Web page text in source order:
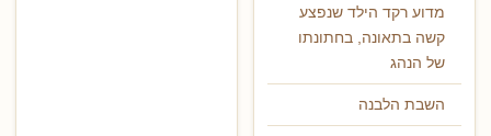
מדוע רקד הילד שנפצע
קשה בתאונה, בחתונתו
של הנהג
השבת הלבנה